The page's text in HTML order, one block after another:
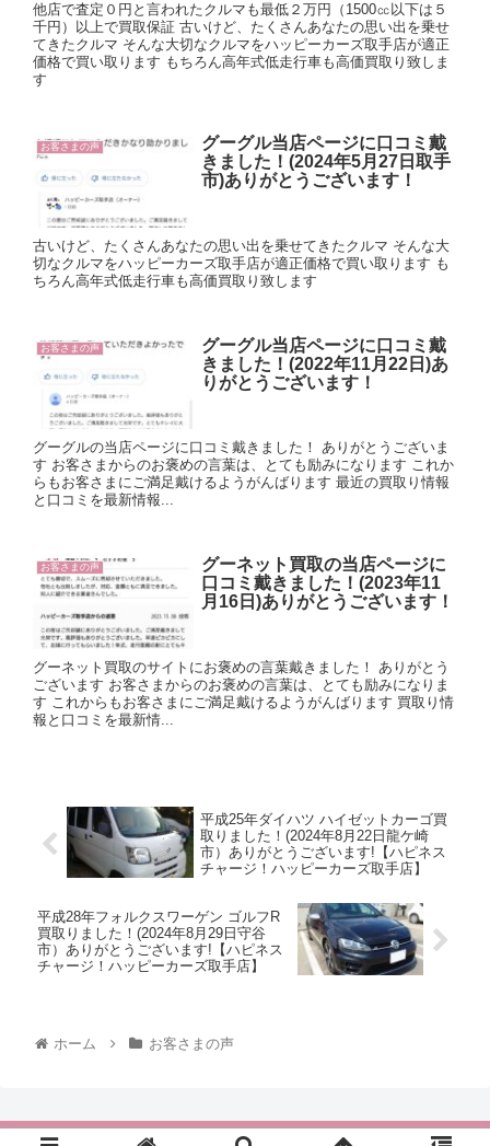
他店で査定０円と言われたクルマも最低２万円（1500㏄以下は５
千円）以上で買取保証 古いけど、たくさんあなたの思い出を乗せ
てきたクルマ そんな大切なクルマをハッピーカーズ取手店が適正
価格で買い取ります もちろん高年式低走行車も高価買取り致しま
す
お客さまの声
グーグル当店ページに口コミ戴
きました！(2024年5月27日取手
市)ありがとうございます！
古いけど、たくさんあなたの思い出を乗せてきたクルマ そんな大
切なクルマをハッピーカーズ取手店が適正価格で買い取ります も
ちろん高年式低走行車も高価買取り致します
お客さまの声
グーグル当店ページに口コミ戴
きました！(2022年11月22日)あ
りがとうございます！
グーグルの当店ページに口コミ戴きました！ ありがとうございま
す お客さまからのお褒めの言葉は、とても励みになります これか
らもお客さまにご満足戴けるようがんばります 最近の買取り情報
と口コミを最新情報...
お客さまの声
グーネット買取の当店ページに
口コミ戴きました！(2023年11
月16日)ありがとうございます！
グーネット買取のサイトにお褒めの言葉戴きました！ ありがとう
ございます お客さまからのお褒めの言葉は、とても励みになりま
す これからもお客さまにご満足戴けるようがんばります 買取り情
報と口コミを最新情...
平成25年ダイハツ ハイゼットカーゴ買
取りました！(2024年8月22日龍ケ崎
市）ありがとうございます!【ハピネス
チャージ！ハッピーカーズ取手店】
平成28年フォルクスワーゲン ゴルフR
買取りました！(2024年8月29日守谷
市）ありがとうございます!【ハピネス
チャージ！ハッピーカーズ取手店】
ホーム お客さまの声